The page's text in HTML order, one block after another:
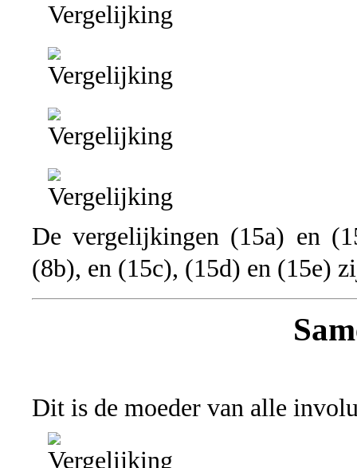
De vergelijkingen (15a) en
(8b), en (15c), (15d) en (15e)
Dit is de moeder van alle